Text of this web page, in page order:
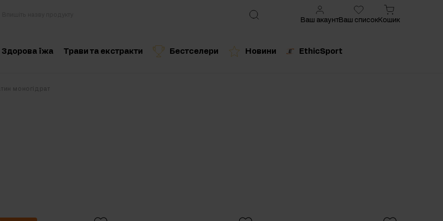
Рекомендований продукт
комплекси
ваги
Здорова їжа Трави та екстракти Бестселери Новини EthicSport
Ваш акаунтВаш списокКошик
моногідрат